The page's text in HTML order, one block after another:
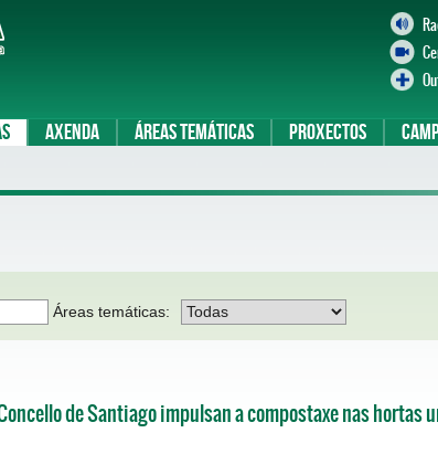
Axenda Áreas temáticas Proxectos
Áreas temáticas:
Concello de Santiago impulsan a compostaxe nas hortas